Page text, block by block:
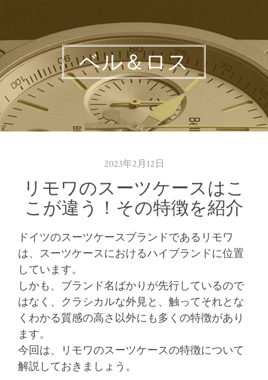
ベル＆ロス
2023年2月12日
リモワのスーツケースはこ
こが違う！その特徴を紹介
ドイツのスーツケースブランドであるリモワ
は、スーツケースにおけるハイブランドに位置
しています。
しかも、ブランド名ばかりが先行しているので
はなく、クラシカルな外見と、触ってそれとな
くわかる質感の高さ以外にも多くの特徴があり
ます。
今回は、リモワのスーツケースの特徴について
解説しておきましょう。